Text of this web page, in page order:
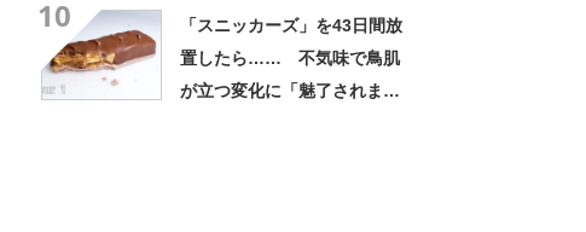
10
「スニッカーズ」を43日間放
置したら…… 不気味で鳥肌
が立つ変化に「魅了されまし